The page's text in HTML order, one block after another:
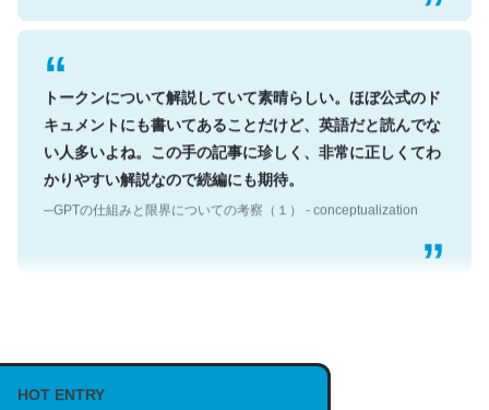
トークンについて解説していて素晴らしい。ほぼ公式のド
キュメントにも書いてあることだけど、英語だと読んでな
い人多いよね。この手の記事に珍しく、非常に正しくてわ
かりやすい解説なので続編にも期待。
─GPTの仕組みと限界についての考察（１） - conceptualization
説してる記事が少ないので貴重な良記事。/続編来た
https://isobe324649.hatenablog.com/entry/2023/03/27
HOT ENTRY